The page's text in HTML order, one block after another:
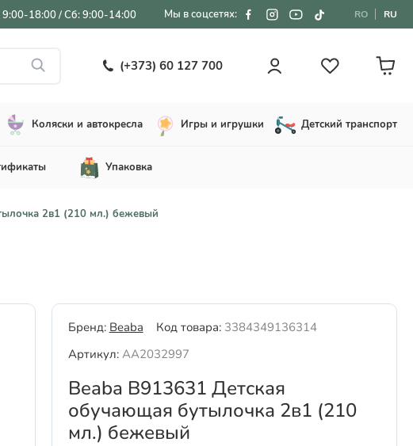
18:00 / Сб: 9:00-14:00 Мы в соцсетях: RO RU
(+373) 60 127 700
Коляски и автокресла Игры и игрушки Детский транспорт
Упаковка
2в1 (210 мл.) бежевый
Бренд: Beaba Код товара: 3384349136314
Артикул: AA2032997
Beaba B913631 Детская
обучающая бутылочка 2в1 (210
мл.) бежевый